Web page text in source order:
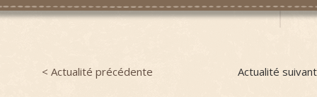
Post navigation
Actualité
< Actualité précédente